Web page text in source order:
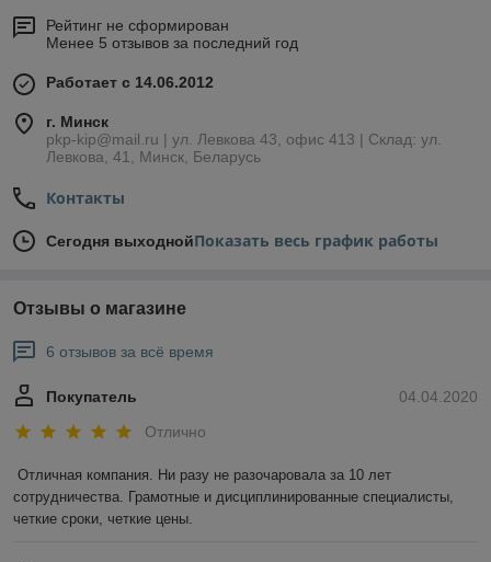
Рейтинг не сформирован
Менее 5 отзывов за последний год
Работает с 14.06.2012
г. Минск
pkp-kip@mail.ru | ул. Левкова 43, офис 413 | Склад: ул.
Левкова, 41, Минск, Беларусь
Контакты
Сегодня выходнойПоказать весь график работы
Отзывы о магазине
6 отзывов за всё время
04.04.2020
Покупатель
Отлично
Отличная компания. Ни разу не разочаровала за 10 лет
сотрудничества. Грамотные и дисциплинированные специалисты,
четкие сроки, четкие цены.